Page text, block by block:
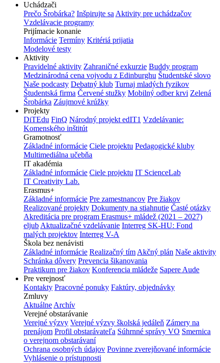
Uchádzači
Prečo Šrobárka? Inšpirujte sa Aktivity pre uchádzačov
Vzdelávacie programy
Prijímacie konanie
Informácie Termíny Kritériá prijatia
Modelové testy
Aktivity
Pravidelné aktivity Zahraničné exkurzie Buddy program
Medzinárodná cena vojvodu z Edinburghu Študentské slovo
Naše podcasty Debatný klub Turnaj mladých fyzikov
Študentská firma Červené stužky Mobilný odber krvi Zelená
Šrobárka Záujmové krúžky
Projekty
DiTEdu FinQ Národný projekt edIT1 Vzdelávanie:
Komenského inštitút
Gramotnosť
Základné informácie Ciele projektu Pedagogické kluby
Multimediálna učebňa
IT akadémia
Základné informácie Ciele projektu IT ScienceLab
IT Creativity Lab.
Erasmus+
Základné informácie Pre zamestnancov Pre žiakov
Realizované projekty Dokumenty na stiahnutie Časté otázky
Akreditácia pre program Erasmus+ mládež (2021 – 2027)
eljub Aktualizačné vzdelávanie Interreg SK-HU: Fond
malých projektov Interreg V-A
Škola bez nenávisti
Základné informácie Realizačný tím Akčný plán Naše aktivity
Schránka dôvery Prevencia šikanovania
Praktikum pre žiakov Konferencia mládeže Sapere Aude
Pre verejnosť
Kontakty Pracovné ponuky Faktúry, objednávky
Zmluvy
Aktuálne Archív
Verejné obstarávanie
Verejné výzvy Verejné výzvy školská jedáleň Zámery na
prenájom Profil obstarávateľa Súhrnné správy VO Smernica
o verejnom obstarávaní
Ochrana osobných údajov Povinne zverejňované informácie
Vyhlásenie o prístupnosti